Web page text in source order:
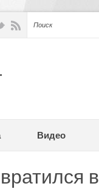
Видео
в